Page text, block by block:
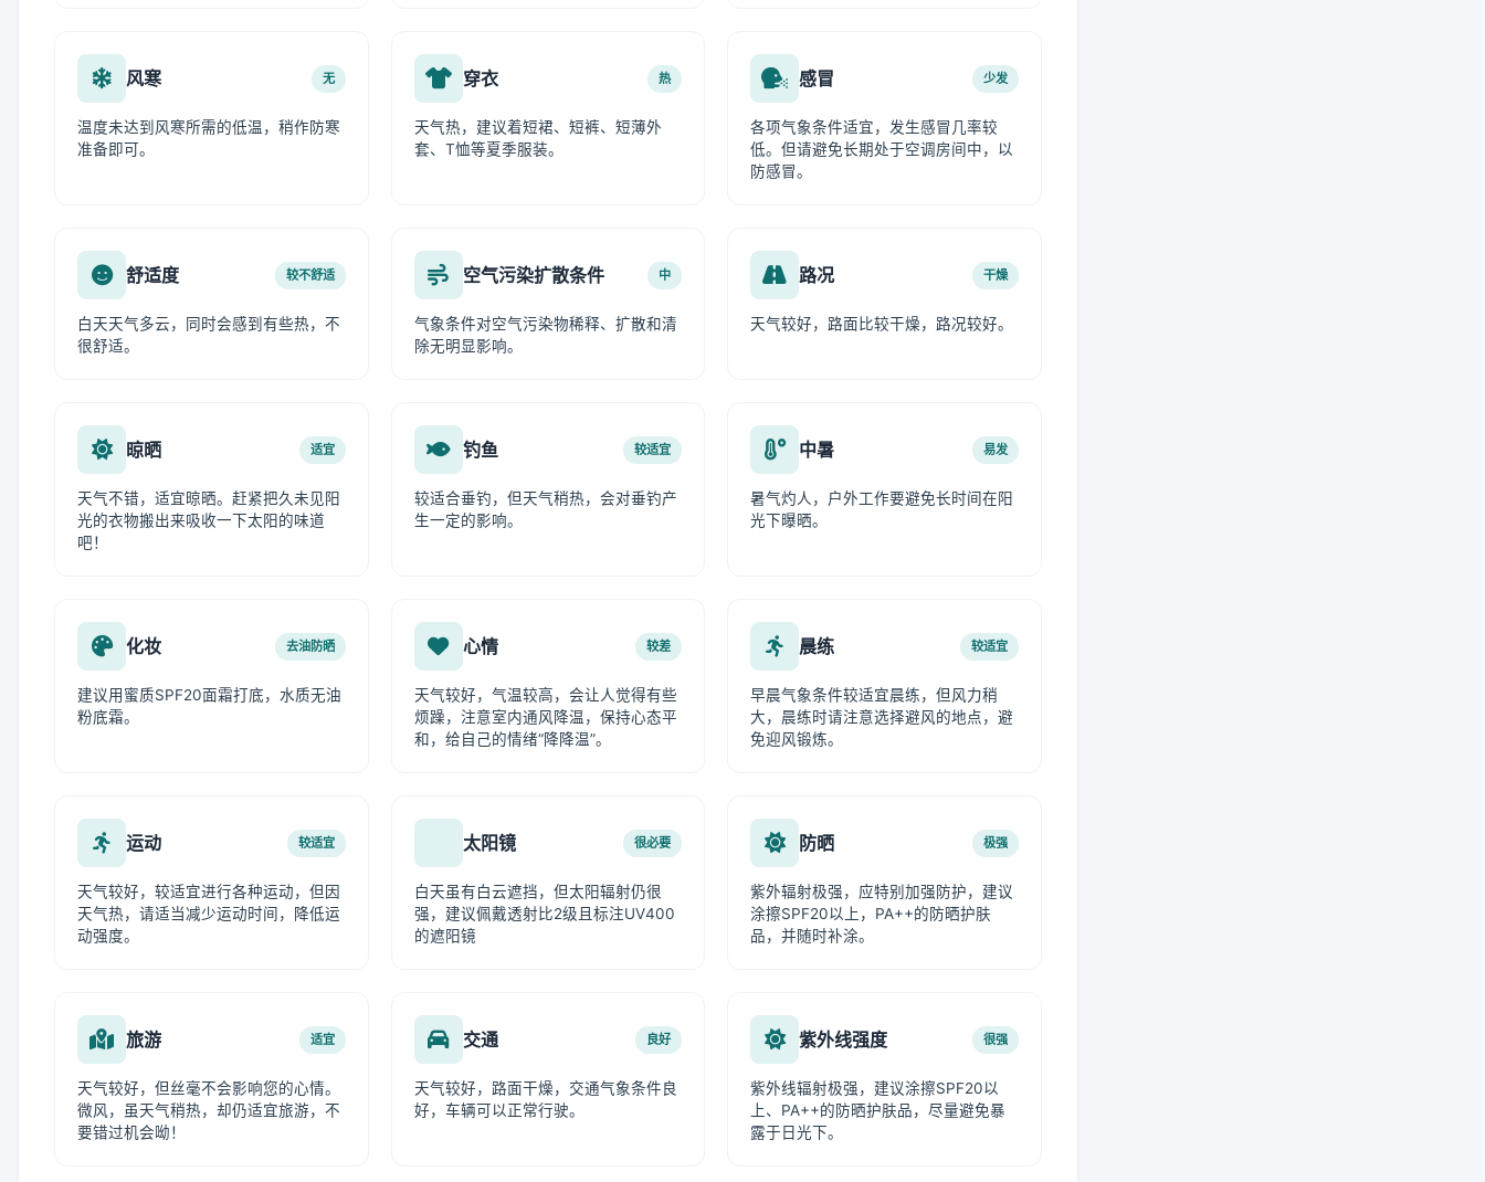
风寒 无
温度未达到风寒所需的低温，稍作防寒
准备即可。
穿衣 热
天气热，建议着短裙、短裤、短薄外
套、T恤等夏季服装。
感冒 少发
各项气象条件适宜，发生感冒几率较
低。但请避免长期处于空调房间中，以
防感冒。
舒适度 较不舒适
白天天气多云，同时会感到有些热，不
很舒适。
空气污染扩散条件 中
气象条件对空气污染物稀释、扩散和清
除无明显影响。
路况 干燥
天气较好，路面比较干燥，路况较好。
晾晒 适宜
天气不错，适宜晾晒。赶紧把久未见阳
光的衣物搬出来吸收一下太阳的味道
吧！
钓鱼 较适宜
较适合垂钓，但天气稍热，会对垂钓产
生一定的影响。
中暑 易发
暑气灼人，户外工作要避免长时间在阳
光下曝晒。
化妆 去油防晒
建议用蜜质SPF20面霜打底，水质无油
粉底霜。
心情 较差
天气较好，气温较高，会让人觉得有些
烦躁，注意室内通风降温，保持心态平
和，给自己的情绪“降降温”。
晨练 较适宜
早晨气象条件较适宜晨练，但风力稍
大，晨练时请注意选择避风的地点，避
免迎风锻炼。
运动 较适宜
天气较好，较适宜进行各种运动，但因
天气热，请适当减少运动时间，降低运
动强度。
太阳镜 很必要
白天虽有白云遮挡，但太阳辐射仍很
强，建议佩戴透射比2级且标注UV400
的遮阳镜
防晒 极强
紫外辐射极强，应特别加强防护，建议
涂擦SPF20以上，PA++的防晒护肤
品，并随时补涂。
旅游 适宜
天气较好，但丝毫不会影响您的心情。
微风，虽天气稍热，却仍适宜旅游，不
要错过机会呦！
交通 良好
天气较好，路面干燥，交通气象条件良
好，车辆可以正常行驶。
紫外线强度 很强
紫外线辐射极强，建议涂擦SPF20以
上、PA++的防晒护肤品，尽量避免暴
露于日光下。